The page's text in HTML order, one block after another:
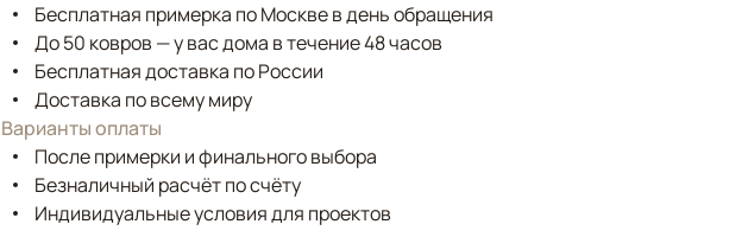
Бесплатная примерка по Москве в день обращения
До 50 ковров — у вас дома в течение 48 часов
Бесплатная доставка по России
Доставка по всему миру
Варианты оплаты
После примерки и финального выбора
Безналичный расчёт по счёту
Индивидуальные условия для проектов